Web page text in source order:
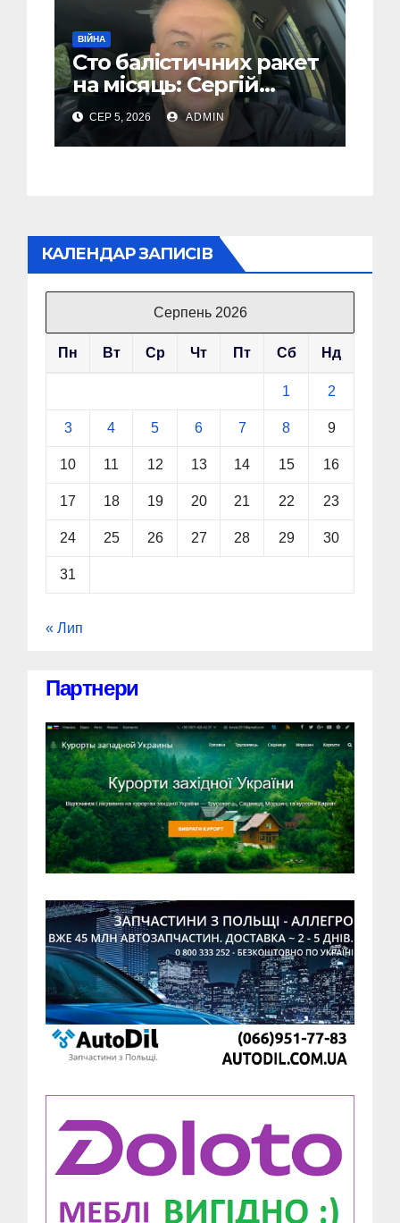
ВІЙНА
Сто балістичних ракет
на місяць: Сергій
“Флеш” закликав
українців готуватися
до гіршого
СЕР 5, 2026 ADMIN
КАЛЕНДАР ЗАПИСІВ
Серпень 2026
Пн Вт Ср Чт Пт Сб Нд
1 2
3 4 5 6 7 8 9
10 11 12 13 14 15 16
17 18 19 20 21 22 23
24 25 26 27 28 29 30
31
« Лип
Партнери